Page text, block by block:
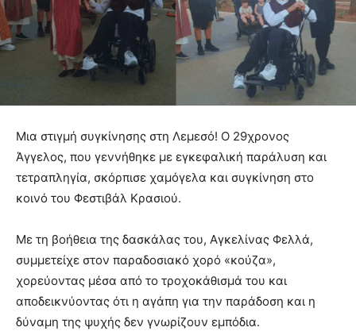
Μια στιγμή συγκίνησης στη Λεμεσό! Ο 29χρονος
Άγγελος, που γεννήθηκε με εγκεφαλική παράλυση και
τετραπληγία, σκόρπισε χαμόγελα και συγκίνηση στο
κοινό του Φεστιβάλ Κρασιού.
Με τη βοήθεια της δασκάλας του, Αγκελίνας Φελλά,
συμμετείχε στον παραδοσιακό χορό «κούζα»,
χορεύοντας μέσα από το τροχοκάθισμά του και
αποδεικνύοντας ότι η αγάπη για την παράδοση και η
δύναμη της ψυχής δεν γνωρίζουν εμπόδια.